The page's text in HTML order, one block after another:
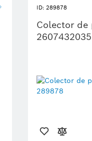
ID: 289878
Colector de
2607432035